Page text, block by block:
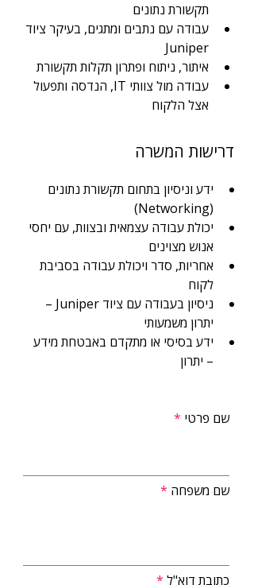
תקשורת נתונים
עבודה עם נתבים ומתגים, בעיקר ציוד
Juniper
איתור, ניתוח ופתרון תקלות תקשורת
עבודה מול צוותי IT, הנדסה ותפעול
אצל הלקוח
דרישות המשרה
ידע וניסיון בתחום תקשורת נתונים
(Networking)
יכולת עבודה עצמאית ובצוות, עם יחסי
אנוש מצוינים
אחריות, סדר ויכולת עבודה בסביבת
לקוח
ניסיון בעבודה עם ציוד Juniper –
יתרון משמעותי
ידע בסיסי או מתקדם באבטחת מידע
– יתרון
שם פרטי
שם משפחה
כתובת דוא"ל